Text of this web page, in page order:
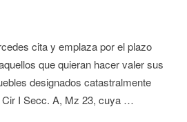
cita y emplaza por el plazo
que quieran hacer valer sus
designados catastralmente
Cir I Secc. A, Mz 23, cuya …